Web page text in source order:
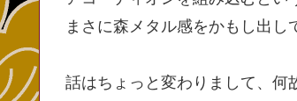
まさに森メタル感をかもし出し
話はちょっと変わりまして、何